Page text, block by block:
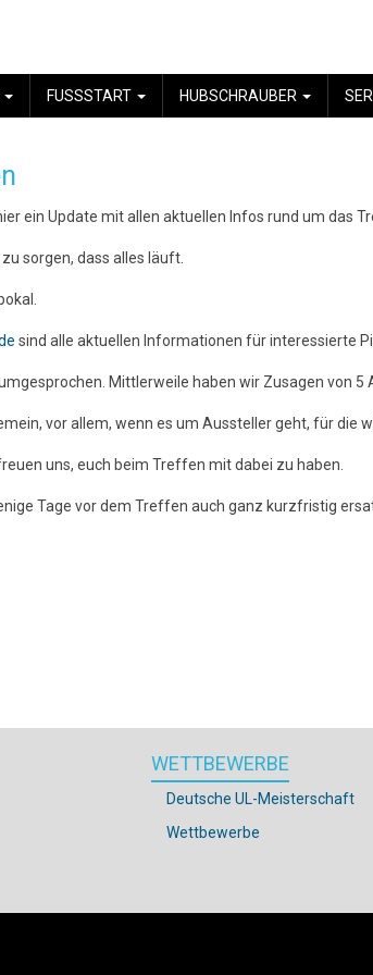
FUSSSTART HUBSCHRAUBER
ein Update mit allen aktuellen Infos rund um das
sorgen, dass alles läuft.
sind alle aktuellen Informationen für interessierte
Mittlerweile haben wir Zusagen von 5
vor allem, wenn es um Aussteller geht, für die
uns, euch beim Treffen mit dabei zu haben.
Tage vor dem Treffen auch ganz kurzfristig
WETTBEWERBE
Deutsche UL-Meisterschaft
Wettbewerbe